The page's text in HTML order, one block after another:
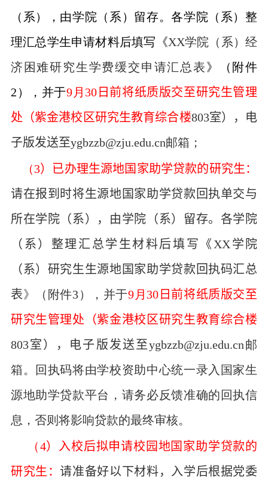
（系），由学院（系）留存。各学院（系）整
理汇总学生申请材料后填写《XX学院（系）经
济困难研究生学费缓交申请汇总表》（附件
2 ），并于9月 30 日 前将纸质版交至研究生管理
处（紫金港校区研究生教育综合楼803室）， 电
子版发送至ygbzzb@zju.edu.cn邮箱；
（3）已办理生源地国家助学贷款的研究生：
请在报到时将生源地国家助学贷款回执单交与
所在学院（系），由学院（系）留存。各学院
（系）整理汇总学生材料后填写《 XX学院
（系）研究生生源地国家助学贷款回执码汇总
表》（附件3），并于9 月 30 日 前将纸质版交至
研究生管理处（紫金港校区研究生教育综合楼
803室）， 电子版发送至ygbzzb@zju.edu.cn邮
箱。回执码将由学校资助中心统一录入国家生
源地助学贷款平台，请务必反馈准确的回执信
息，否则将影响贷款的最终审核。
（4）入校后拟申请校园地国家助学贷款的
研究生：请准备好以下材料，入学后根据党委